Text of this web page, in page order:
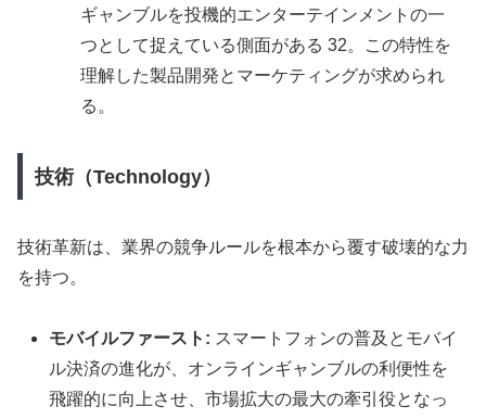
ギャンブルを投機的エンターテインメントの一
つとして捉えている側面がある 32。この特性を
理解した製品開発とマーケティングが求められ
る。
技術（Technology）
技術革新は、業界の競争ルールを根本から覆す破壊的な力
を持つ。
モバイルファースト: スマートフォンの普及とモバイ
ル決済の進化が、オンラインギャンブルの利便性を
飛躍的に向上させ、市場拡大の最大の牽引役となっ